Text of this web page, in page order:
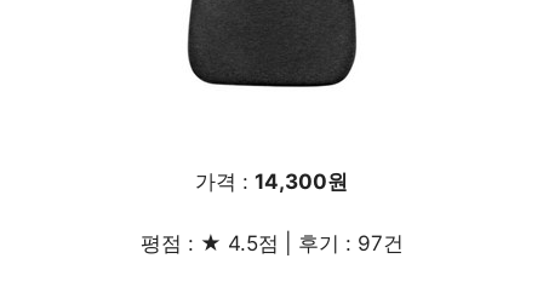
가격 : 14,300원
평점 : ★ 4.5점 | 후기 : 97건